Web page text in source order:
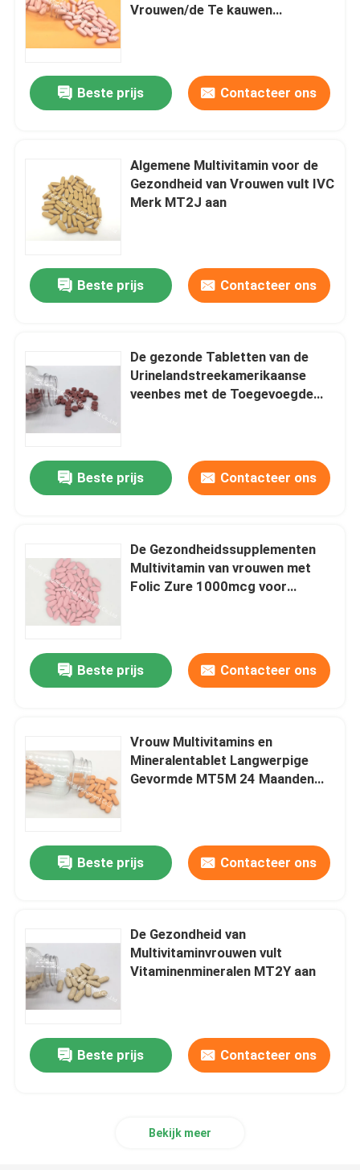
Huis
Vrouwen/de Te kauwen
Beste prijs Contacteer ons
Algemene Multivitamin voor de
Gezondheid van Vrouwen vult IVC
Merk MT2J aan
Beste prijs Contacteer ons
De gezonde Tabletten van de
Urinelandstreekamerikaanse
veenbes met de Toegevoegde
Beste prijs Contacteer ons
De Gezondheidssupplementen
Multivitamin van vrouwen met
Folic Zure 1000mcg voor
Beste prijs Contacteer ons
Vrouw Multivitamins en
Mineralentablet Langwerpige
Gevormde MT5M 24 Maanden
Beste prijs Contacteer ons
De Gezondheid van
Multivitaminvrouwen vult
Vitaminenmineralen MT2Y aan
Beste prijs Contacteer ons
Bekijk meer